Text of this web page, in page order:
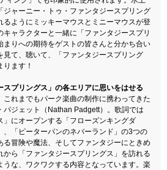
ジャーニー・トゥ・ファンタジースプリング
るようにミッキーマウスとミニーマウスが登
ャラクターと一緒に「ファンタジースプリ
まりへの期待をゲストの皆さんと分かち合い
見て、聴いて、「ファンタジースプリング
ます！
プリングス」の各エリアに思いをはせる
れまでもパーク楽曲の制作に携わってきた
パジェット（Nathan Padgett）。歌詞では
」にオープンする「フローズンキングダ
、「ピーターパンのネバーランド」の3つの
る冒険や魔法、そしてファンタジーにときめ
から「ファンタジースプリングス」を訪れる
うな、ワクワクする内容となっています。楽